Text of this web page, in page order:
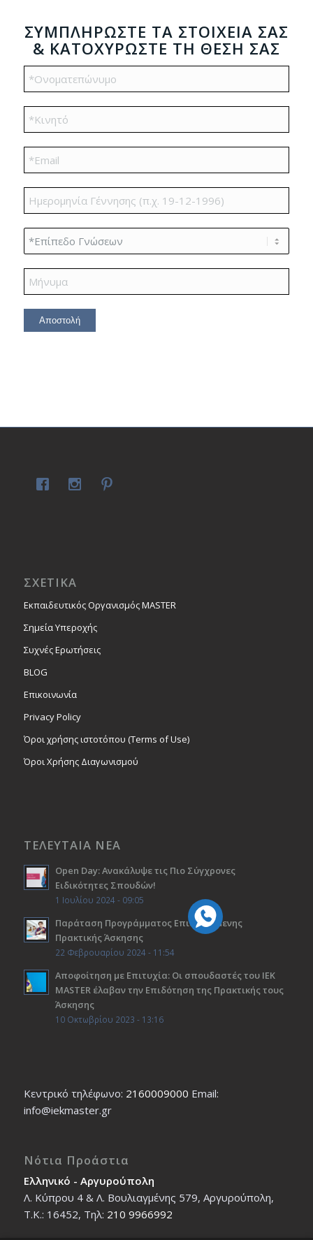
ΣΥΜΠΛΗΡΏΣΤΕ ΤΑ ΣΤΟΙΧΕΊΑ ΣΑΣ
& ΚΑΤΟΧΥΡΏΣΤΕ ΤΗ ΘΈΣΗ ΣΑΣ
ΣΧΕΤΙΚΑ
Εκπαιδευτικός Οργανισμός MASTER
Σημεία Υπεροχής
Συχνές Ερωτήσεις
BLOG
Επικοινωνία
Privacy Policy
Όροι χρήσης ιστοτόπου (Terms of Use)
Όροι Χρήσης Διαγωνισμού
ΤΕΛΕΥΤΑΙΑ ΝΕΑ
Open Day: Ανακάλυψε τις Πιο Σύγχρονες
Ειδικότητες Σπουδών!
1 Ιουλίου 2024 - 09:05
Παράταση Προγράμματος Επιδοτούμενης
Πρακτικής Άσκησης
22 Φεβρουαρίου 2024 - 11:54
Αποφοίτηση με Επιτυχία: Οι σπουδαστές του ΙΕΚ
ΜΑSTER έλαβαν την Επιδότηση της Πρακτικής τους
Άσκησης
10 Οκτωβρίου 2023 - 13:16
Κεντρικό τηλέφωνο: 2160009000 Εmail:
info@iekmaster.gr
Νότια Προάστια
Ελληνικό - Αργυρούπολη
Λ. Κύπρου 4 & Λ. Βουλιαγμένης 579, Αργυρούπολη,
T.K.: 16452, Τηλ: 210 9966992